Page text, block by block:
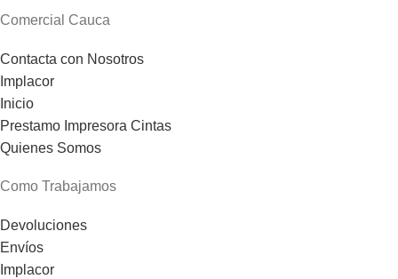
Comercial Cauca
Contacta con Nosotros
Implacor
Inicio
Prestamo Impresora Cintas
Quienes Somos
Como Trabajamos
Devoluciones
Envíos
Implacor